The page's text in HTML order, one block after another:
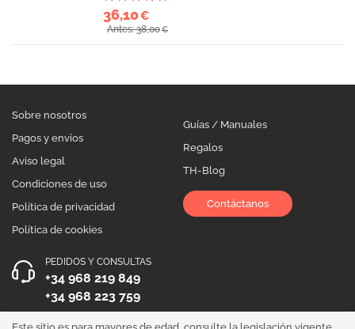
36,10€
Antes: 38,00€
Sobre nosotros
Pagos y envíos
Aviso legal
Condiciones de uso
Política de privacidad
Política de cookies
Guías / Manuales
Regalos
TH-Blog
Contáctanos
PEDIDOS Y CONSULTAS
+34 968 219 849
+34 968 223 759
HORARIO DE ATENCIÓN